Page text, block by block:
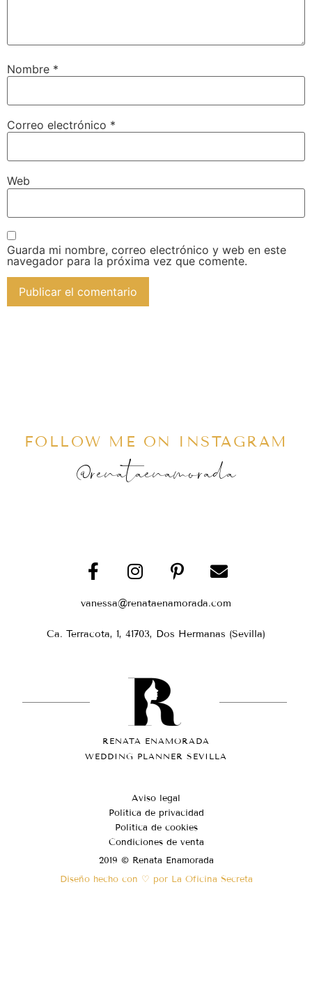
Nombre *
Correo electrónico *
Web
Guarda mi nombre, correo electrónico y web en este
navegador para la próxima vez que comente.
FOLLOW ME ON INSTAGRAM
@renataenamorada
vanessa@renataenamorada.com
Ca. Terracota, 1, 41703, Dos Hermanas (Sevilla)
RENATA ENAMORADA
WEDDING PLANNER SEVILLA
Aviso legal
Política de privacidad
Política de cookies
Condiciones de venta
2019 © Renata Enamorada
Diseño hecho con ♡ por La Oficina Secreta